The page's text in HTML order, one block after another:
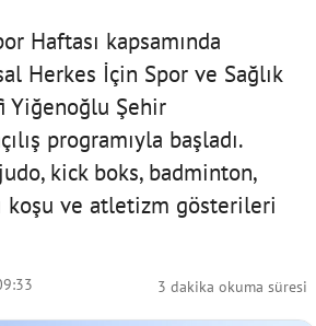
Haftası kapsamında
Herkes İçin Spor ve Sağlık
Yiğenoğlu Şehir
programıyla başladı.
kick boks, badminton,
koşu ve atletizm gösterileri
3 dakika okuma süresi